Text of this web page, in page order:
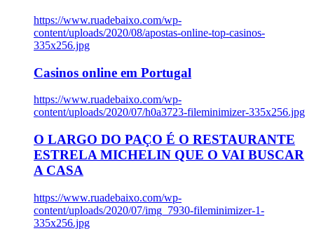
https://www.ruadebaixo.com/wp-
content/uploads/2020/08/apostas-online-top-casinos-
335x256.jpg
Casinos online em Portugal
https://www.ruadebaixo.com/wp-
content/uploads/2020/07/h0a3723-fileminimizer-335x256.jpg
O LARGO DO PAÇO É O RESTAURANTE
ESTRELA MICHELIN QUE O VAI BUSCAR
A CASA
https://www.ruadebaixo.com/wp-
content/uploads/2020/07/img_7930-fileminimizer-1-
335x256.jpg